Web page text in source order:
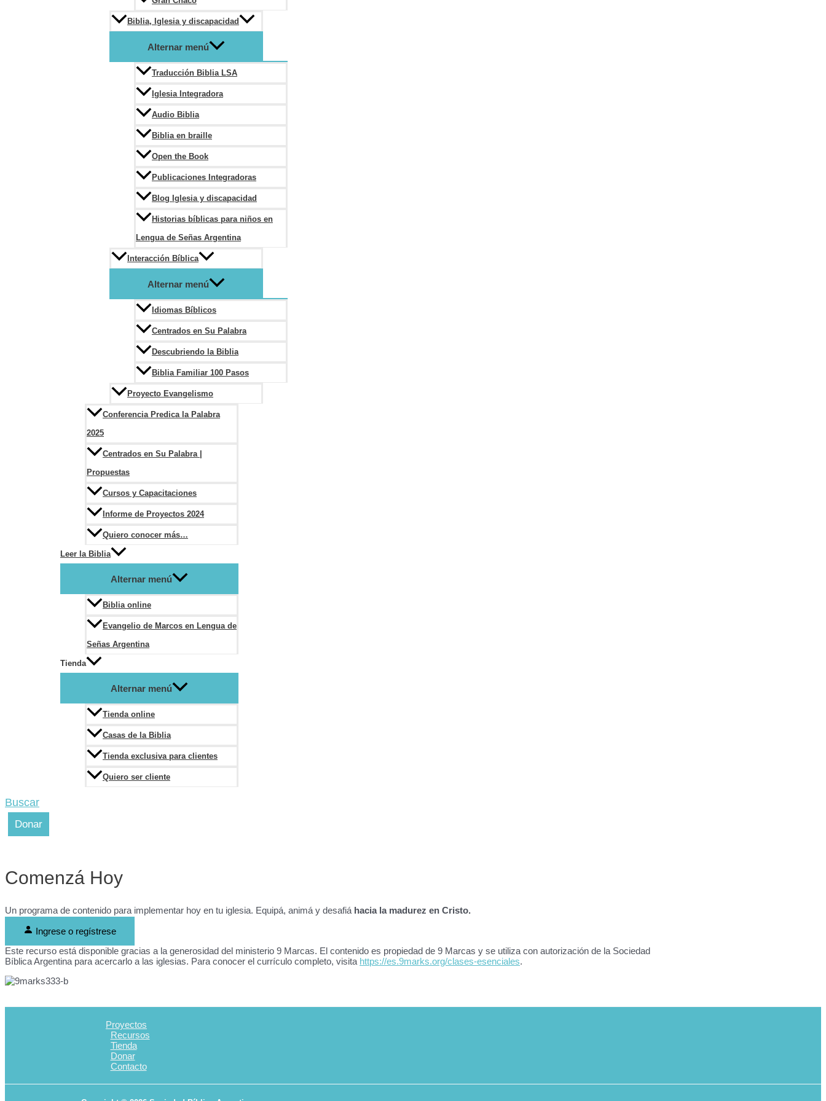
Biblia, Iglesia y discapacidad
Alternar menú
Traducción Biblia LSA
Iglesia Integradora
Audio Biblia
Biblia en braille
Open the Book
Publicaciones Integradoras
Blog Iglesia y discapacidad
Historias bíblicas para niños en
Lengua de Señas Argentina
Interacción Bíblica
Alternar menú
Idiomas Bíblicos
Centrados en Su Palabra
Descubriendo la Biblia
Biblia Familiar 100 Pasos
Proyecto Evangelismo
Conferencia Predica la Palabra
2025
Centrados en Su Palabra |
Propuestas
Cursos y Capacitaciones
Informe de Proyectos 2024
Quiero conocer más…
Leer la Biblia
Alternar menú
Biblia online
Evangelio de Marcos en Lengua de
Señas Argentina
Tienda
Alternar menú
Tienda online
Casas de la Biblia
Tienda exclusiva para clientes
Quiero ser cliente
Buscar
Donar
Comenzá Hoy
Un programa de contenido para implementar hoy en tu iglesia. Equipá, animá y desafiá hacia la madurez en Cristo.
Ingrese o regístrese
Este recurso está disponible gracias a la generosidad del ministerio 9 Marcas. El contenido es propiedad de 9 Marcas y se utiliza con autorización de la Sociedad
Bíblica Argentina para acercarlo a las iglesias. Para conocer el currículo completo, visita https://es.9marks.org/clases-esenciales.
Proyectos
Recursos
Tienda
Donar
Contacto